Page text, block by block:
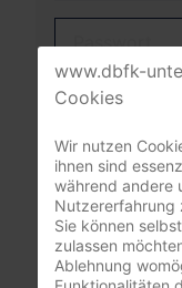
Passwort
Benutzername
www.dbfk-
Cookies
Wir nutzen
ihnen sind
während andere
Nutzererfahrung
Sie können
zulassen
Ablehnung